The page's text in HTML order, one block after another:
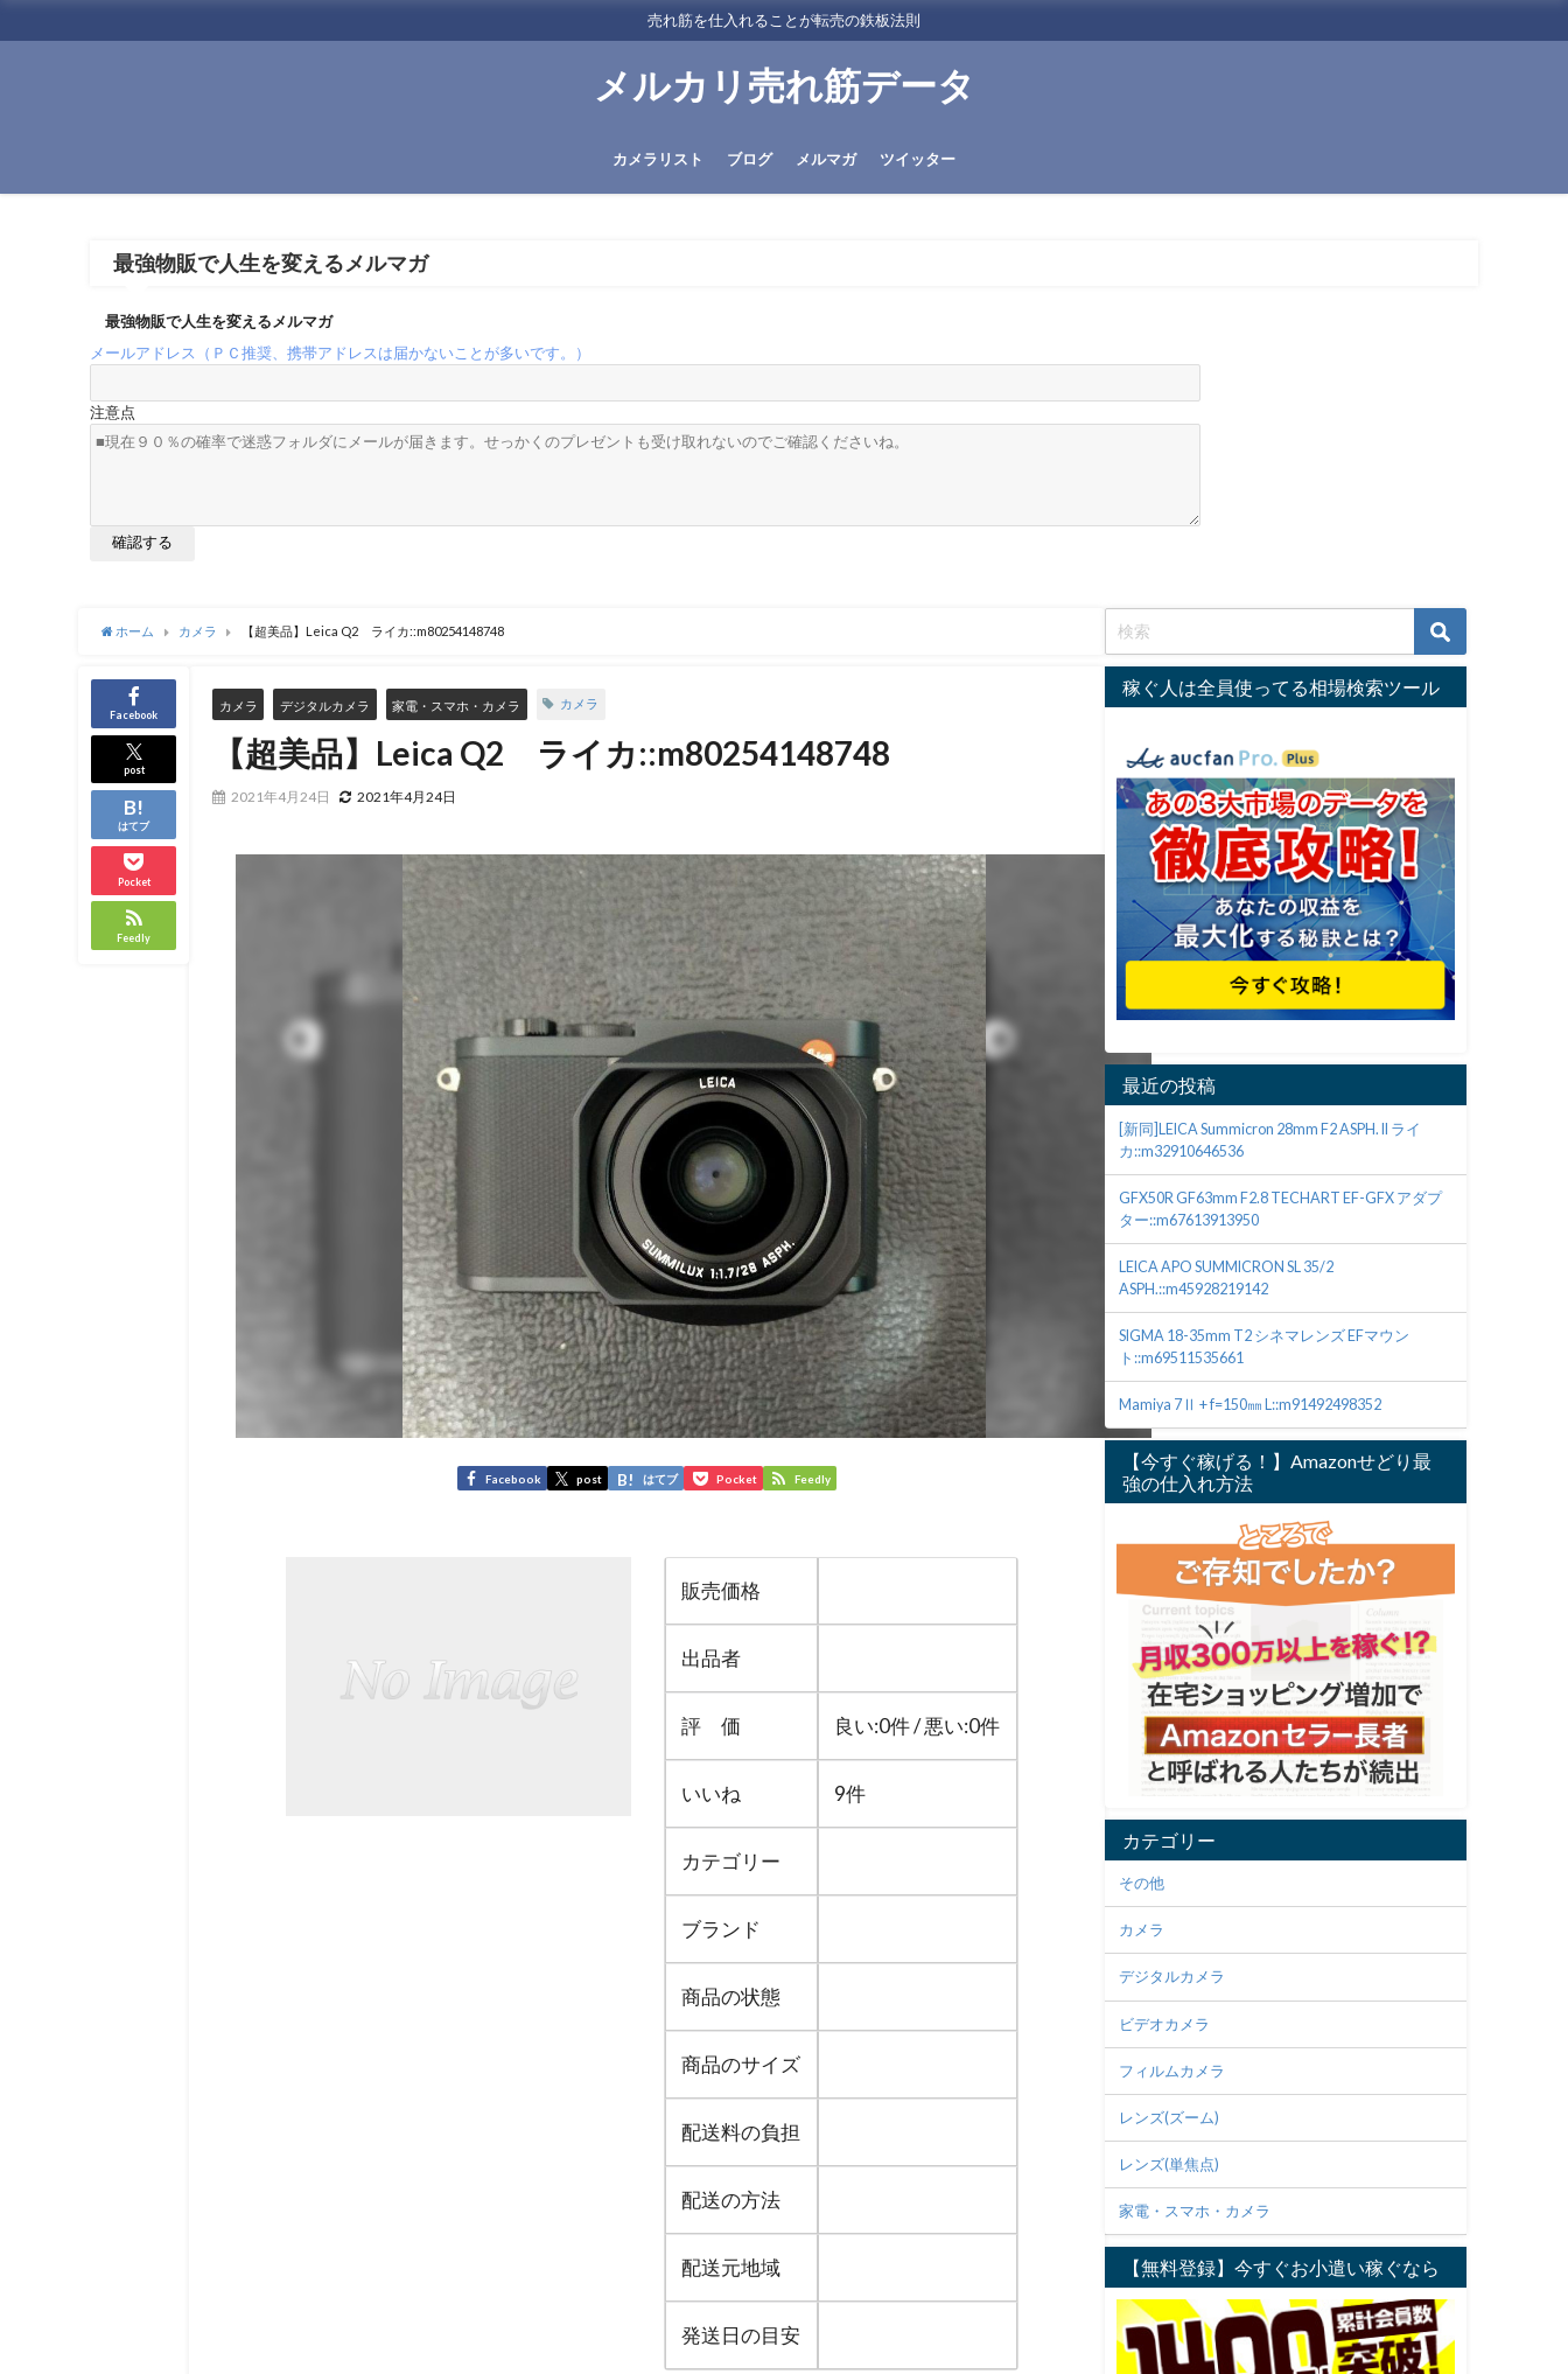
売れ筋を仕入れることが転売の鉄板法則
メルカリ売れ筋データ
カメラリスト ブログ メルマガ ツイッター
最強物販で人生を変えるメルマガ
最強物販で人生を変えるメルマガ
メールアドレス（ＰＣ推奨、携帯アドレスは届かないことが多いです。）
注意点
ホーム カメラ 【超美品】Leica Q2 ライカ::m80254148748
Facebook
post
はてブ
Pocket
Feedly
カメラ デジタルカメラ 家電・スマホ・カメラ カメラ
【超美品】Leica Q2 ライカ::m80254148748
2021年4月24日 2021年4月24日
Facebook post はてブ Pocket Feedly
販売価格
出品者
評 価 良い:0件 / 悪い:0件
いいね 9件
カテゴリー
ブランド
商品の状態
商品のサイズ
配送料の負担
配送の方法
配送元地域
発送日の目安
稼ぐ人は全員使ってる相場検索ツール
最近の投稿
[新同]LEICA Summicron 28mm F2 ASPH. II ライ
カ::m32910646536
GFX50R GF63mm F2.8 TECHART EF-GFX アダプ
ター::m67613913950
LEICA APO SUMMICRON SL 35/2
ASPH.::m45928219142
SIGMA 18-35mm T2 シネマレンズ EFマウン
ト::m69511535661
Mamiya 7Ⅱ + f=150㎜ L::m91492498352
【今すぐ稼げる！】Amazonせどり最
強の仕入れ方法
カテゴリー
その他
カメラ
デジタルカメラ
ビデオカメラ
フィルムカメラ
レンズ(ズーム)
レンズ(単焦点)
家電・スマホ・カメラ
【無料登録】今すぐお小遣い稼ぐなら